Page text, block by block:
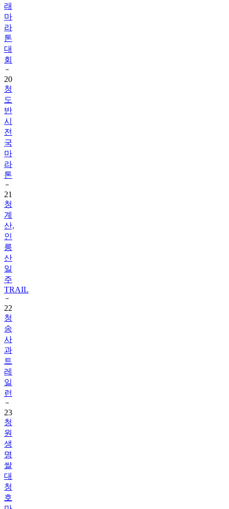
래
마
라
톤
대
회
20
청
도
반
시
전
국
마
라
톤
21
청
계
산,
인
릉
산
일
주
TRAIL
22
청
송
사
과
트
레
일
런
23
청
원
생
명
쌀
대
청
호